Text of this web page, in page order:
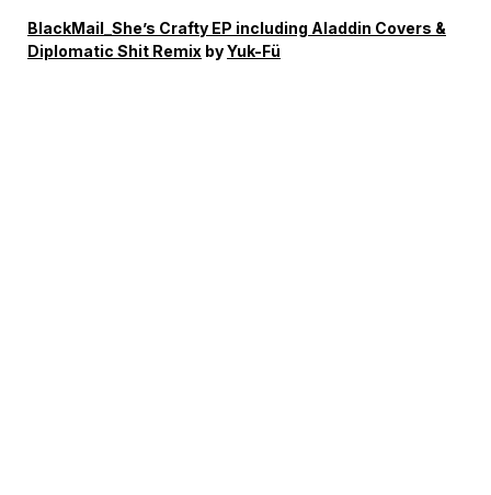
BlackMail_She’s Crafty EP including Aladdin Covers &
Diplomatic Shit Remix byYuk-Fü